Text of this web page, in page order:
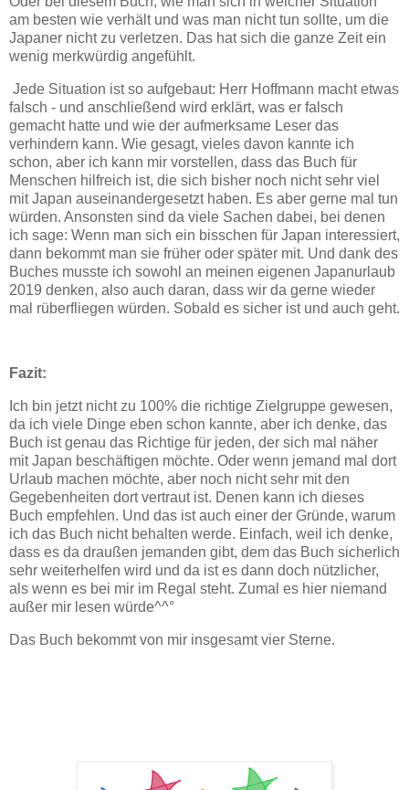
am besten wie verhält und was man nicht tun sollte, um die
Japaner nicht zu verletzen. Das hat sich die ganze Zeit ein
wenig merkwürdig angefühlt.
Jede Situation ist so aufgebaut: Herr Hoffmann macht etwas
falsch - und anschließend wird erklärt, was er falsch
gemacht hatte und wie der aufmerksame Leser das
verhindern kann. Wie gesagt, vieles davon kannte ich
schon, aber ich kann mir vorstellen, dass das Buch für
Menschen hilfreich ist, die sich bisher noch nicht sehr viel
mit Japan auseinandergesetzt haben. Es aber gerne mal tun
würden. Ansonsten sind da viele Sachen dabei, bei denen
ich sage: Wenn man sich ein bisschen für Japan interessiert,
dann bekommt man sie früher oder später mit. Und dank des
Buches musste ich sowohl an meinen eigenen Japanurlaub
2019 denken, also auch daran, dass wir da gerne wieder
mal rüberfliegen würden. Sobald es sicher ist und auch geht.
Fazit:
Ich bin jetzt nicht zu 100% die richtige Zielgruppe gewesen,
da ich viele Dinge eben schon kannte, aber ich denke, das
Buch ist genau das Richtige für jeden, der sich mal näher
mit Japan beschäftigen möchte. Oder wenn jemand mal dort
Urlaub machen möchte, aber noch nicht sehr mit den
Gegebenheiten dort vertraut ist. Denen kann ich dieses
Buch empfehlen. Und das ist auch einer der Gründe, warum
ich das Buch nicht behalten werde. Einfach, weil ich denke,
dass es da draußen jemanden gibt, dem das Buch sicherlich
sehr weiterhelfen wird und da ist es dann doch nützlicher,
als wenn es bei mir im Regal steht. Zumal es hier niemand
außer mir lesen würde^^°
Das Buch bekommt von mir insgesamt vier Sterne.